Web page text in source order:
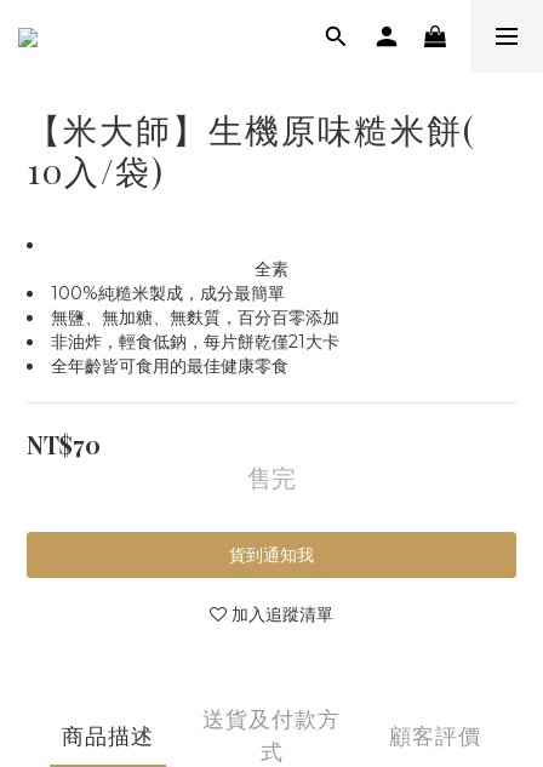
【米大師】生機原味糙米餅(
10入/袋)
全素
100%純糙米製成，成分最簡單
無鹽、無加糖、無麩質，百分百零添加
非油炸，輕食低鈉，每片餅乾僅21大卡
全年齡皆可食用的最佳健康零食
NT$70
售完
貨到通知我
加入追蹤清單
商品描述
送貨及付款方
式
顧客評價